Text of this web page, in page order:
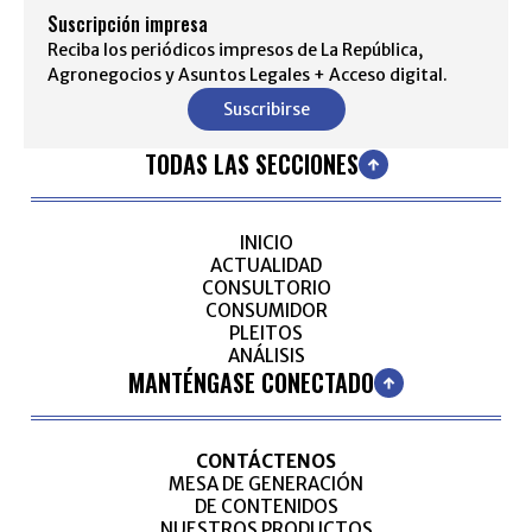
Suscripción impresa
Reciba los periódicos impresos de La República,
Agronegocios y Asuntos Legales + Acceso digital.
Suscribirse
TODAS LAS SECCIONES
INICIO
ACTUALIDAD
CONSULTORIO
CONSUMIDOR
PLEITOS
ANÁLISIS
MANTÉNGASE CONECTADO
CONTÁCTENOS
MESA DE GENERACIÓN
DE CONTENIDOS